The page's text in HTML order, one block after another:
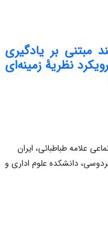
مبتنی بر یادگیری
نظریۀ زمینه‌ای
علامه طباطبائی، ایران
دانشکده علوم اداری و